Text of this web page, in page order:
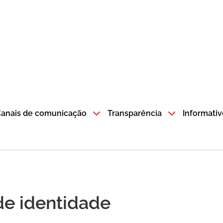
de comunicação Transparência
identidade